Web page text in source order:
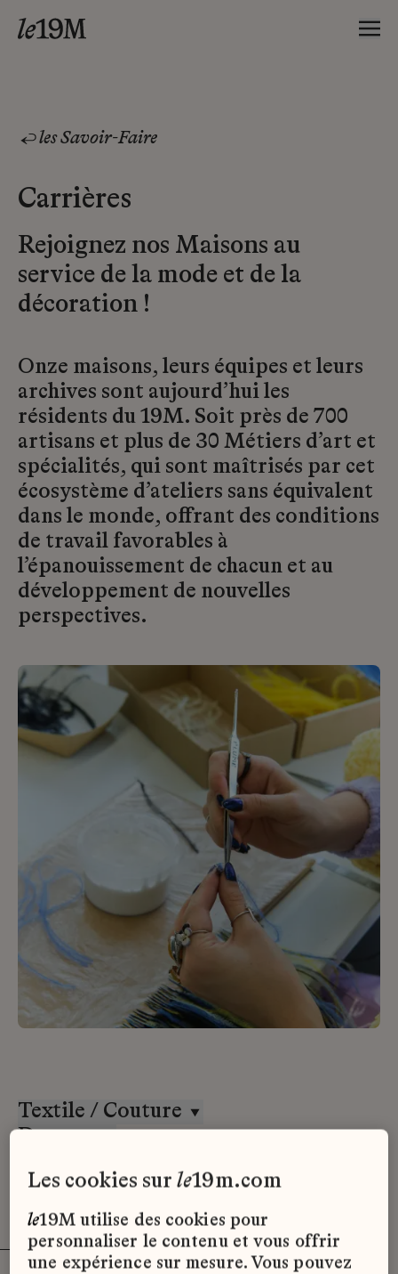
les Savoir-Faire
Carrières
Rejoignez nos Maisons au
service de la mode et de la
décoration !
Onze maisons, leurs équipes et leurs
archives sont aujourd’hui les
résidents du 19M. Soit près de 700
artisans et plus de 30 Métiers d’art et
spécialités, qui sont maîtrisés par cet
écosystème d’ateliers sans équivalent
dans le monde, offrant des conditions
de travail favorables à
l’épanouissement de chacun et au
développement de nouvelles
perspectives.
Textile / Couture
Desrues
les cookies surle19m.com
le19M utilise des cookies pour
personnaliser le contenu et vous offrir
une expérience sur mesure. Vous pouvez